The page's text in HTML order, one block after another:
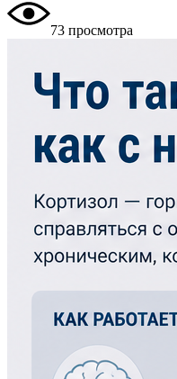
73 просмотра